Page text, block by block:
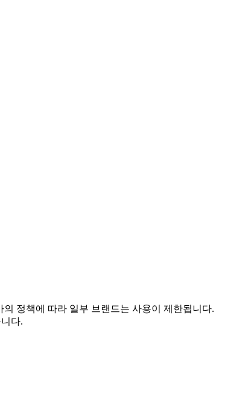
정책에 따라 일부 브랜드는 사용이 제한됩니다.
다.